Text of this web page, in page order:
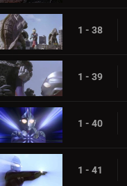
1 - 38
1 - 39
1 - 40
1 - 41